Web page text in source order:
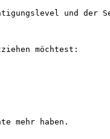
und der
möchtest:
mehr haben.